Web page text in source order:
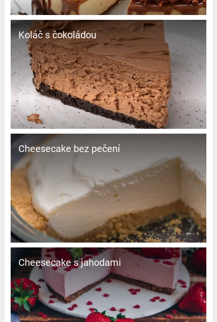
Koláč s čokoládou
Cheesecake bez pečení
Cheesecake s jahodami